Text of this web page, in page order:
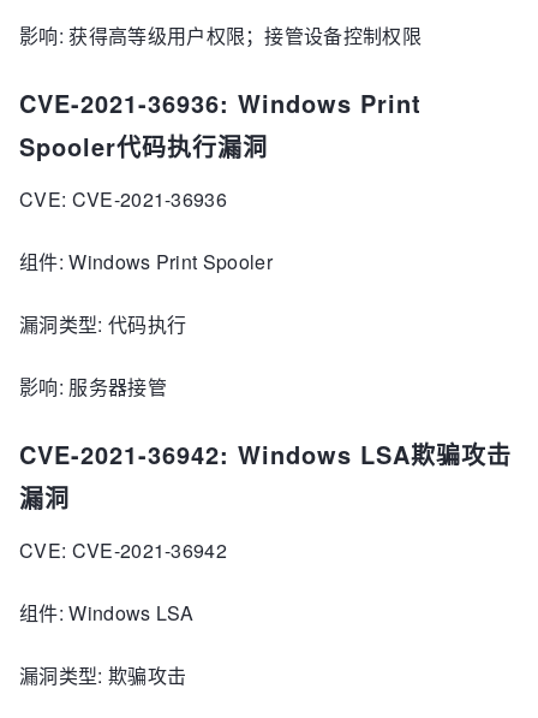
影响: 获得高等级用户权限；接管设备控制权限
CVE-2021-36936: Windows Print
Spooler代码执行漏洞
CVE: CVE-2021-36936
组件: Windows Print Spooler
漏洞类型: 代码执行
影响: 服务器接管
CVE-2021-36942: Windows LSA欺骗攻击
漏洞
CVE: CVE-2021-36942
组件: Windows LSA
漏洞类型: 欺骗攻击